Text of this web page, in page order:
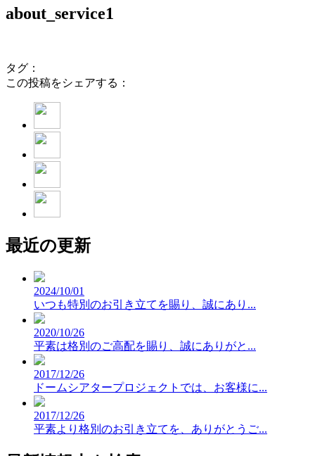
about_service1
タグ：
この投稿をシェアする：
最近の更新
2024/10/01
いつも特別のお引き立てを賜り、誠にあり...
2020/10/26
平素は格別のご高配を賜り、誠にありがと...
2017/12/26
ドームシアタープロジェクトでは、お客様に...
2017/12/26
平素より格別のお引き立てを、ありがとうご...